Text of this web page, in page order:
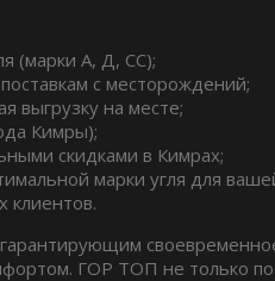
(марки А, Д, СС);
с месторождений;
выгрузку на месте;
Кимры);
скидками в Кимрах;
марки угля для
клиентов.
ГОР ТОП не только